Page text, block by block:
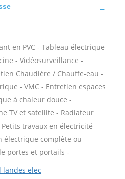
en PVC - Tableau électrique
- Vidéosurveillance -
Chaudière / Chauffe-eau -
- VMC - Entretien espaces
à chaleur douce -
TV et satellite - Radiateur
travaux en électricité
électrique complète ou
portes et portails -
landes elec